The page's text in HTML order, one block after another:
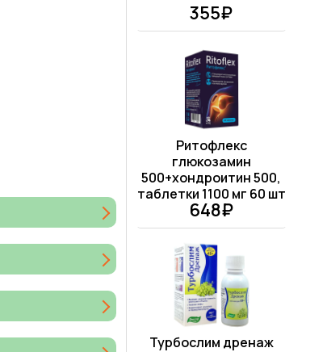
355₽
Ритофлекс
глюкозамин
500+хондроитин 500,
таблетки 1100 мг 60 шт
648₽
Турбослим дренаж